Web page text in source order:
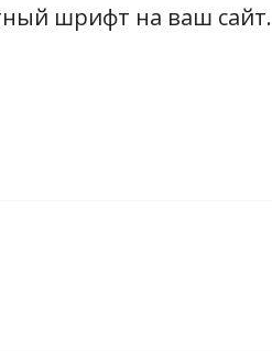
шрифт на ваш сайт.